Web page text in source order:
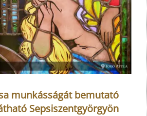
munkásságát bemutató
Sepsiszentgyörgyön